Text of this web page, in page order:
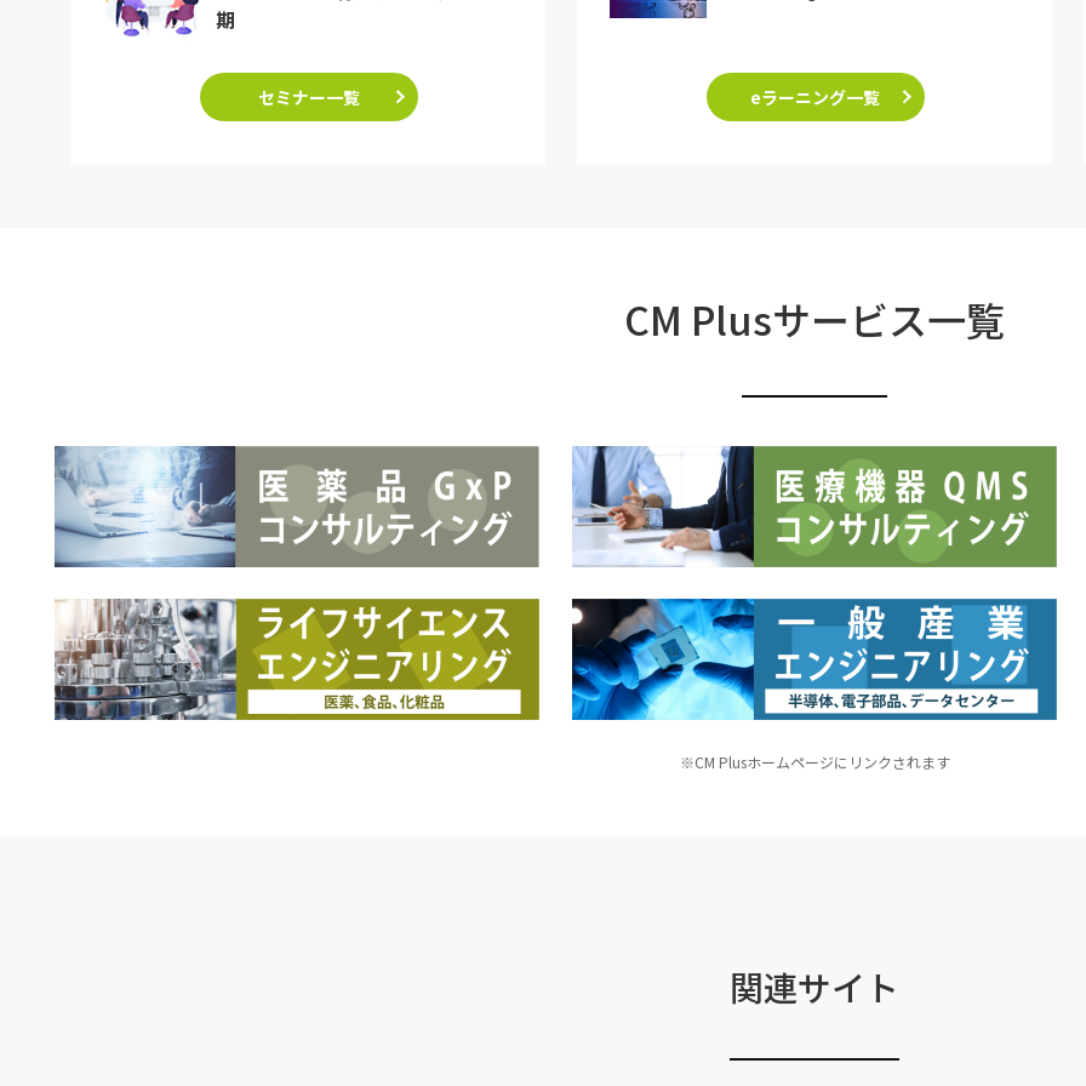
期
セミナー一覧 eラーニング一覧
CM Plusサービス一覧
※CM Plusホームページにリンクされます
関連サイト